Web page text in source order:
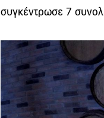
συγκέντρωσε 7